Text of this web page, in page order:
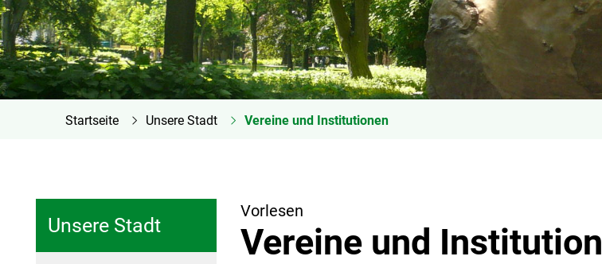
Startseite Unsere Stadt Vereine und Institutionen
Unsere Stadt
Vorlesen
Vereine und